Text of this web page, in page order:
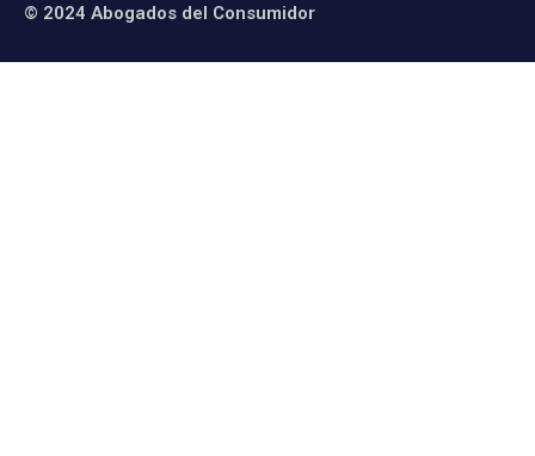
© 2024 Abogados del Consumidor